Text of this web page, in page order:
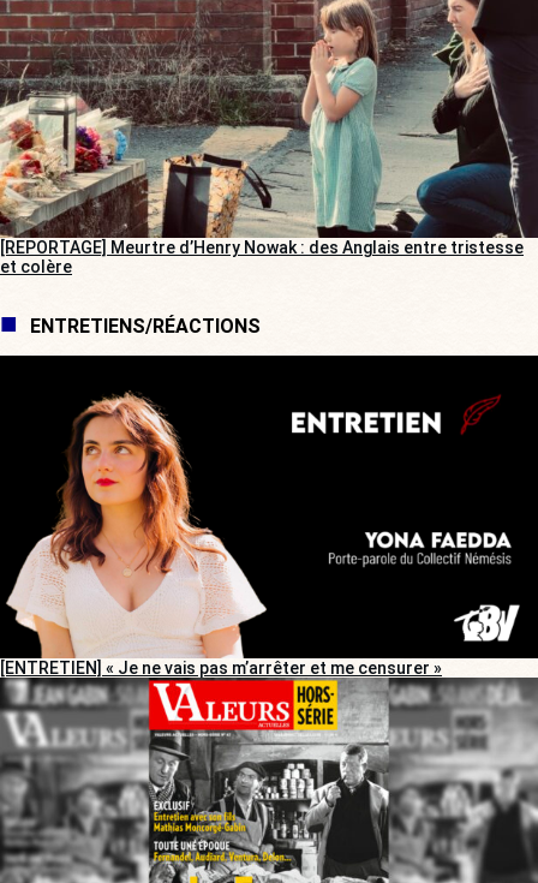
[REPORTAGE] Meurtre d’Henry Nowak : des Anglais entre tristesse
et colère
ENTRETIENS/RÉACTIONS
[ENTRETIEN] « Je ne vais pas m’arrêter et me censurer »